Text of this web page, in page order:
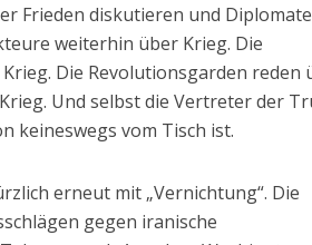
Frieden diskutieren und
weiterhin über Krieg. Die
Die Revolutionsgarden reden
Und selbst die Vertreter der
keineswegs vom Tisch ist.
erneut mit „Vernichtung“. Die
gegen iranische